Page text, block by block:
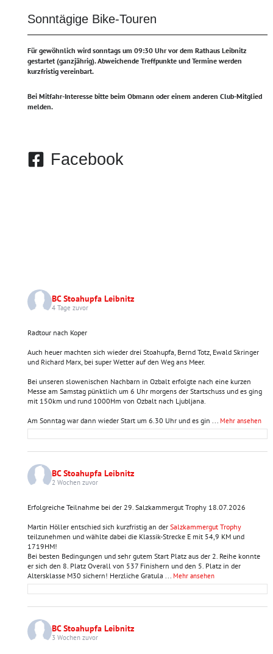
Sonntägige Bike-Touren
Für gewöhnlich wird sonntags um 09:30 Uhr vor dem Rathaus Leibnitz
gestartet (ganzjährig).Abweichende Treffpunkte und Termine werden
kurzfristig vereinbart.
Bei Mitfahr-Interesse bitte beim Obmann oder einem anderen Club-Mitglied
melden.
Facebook
BC Stoahupfa Leibnitz
4 Tage zuvor
Radtour nach Koper
Auch heuer machten sich wieder drei Stoahupfa, Bernd Totz, Ewald Skringer
und Richard Marx, bei super Wetter auf den Weg ans Meer.
Bei unseren slowenischen Nachbarn in Ozbalt erfolgte nach eine kurzen
Messe am Samstag pünktlich um 6 Uhr morgens der Startschuss und es ging
mit 150km und rund 1000Hm von Ozbalt nach Ljubljana.
Am Sonntag war dann wieder Start um 6.30 Uhr und es gin ... Mehr ansehen
BC Stoahupfa Leibnitz
2 Wochen zuvor
Erfolgreiche Teilnahme bei der 29. Salzkammergut Trophy 18.07.2026
Martin Höller entschied sich kurzfristig an der Salzkammergut Trophy
teilzunehmen und wählte dabei die Klassik-Strecke E mit 54,9 KM und
1719HM!
Bei besten Bedingungen und sehr gutem Start Platz aus der 2. Reihe konnte
er sich den 8. Platz Overall von 537 Finishern und den 5. Platz in der
Altersklasse M30 sichern! Herzliche Gratula ... Mehr ansehen
BC Stoahupfa Leibnitz
3 Wochen zuvor